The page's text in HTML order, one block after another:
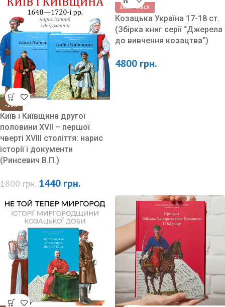
Том 1
1. Глухівська сотня.
2. Кролевецька сотня.
3. Воронізька сотня.
4. Коропська сотня.
5. Новомлинська сотня.
6. Конотопська сотня.
7. Батуринська сотня.
8. с. Остролучччя Баришівської сотні Переяславського
полку (козаки та волохи).
-20%
Київ і Київщина другої
половини ХVII – першої
чверті XVIII століття: нарис
історії і документи
(Ринсевич В.П.)
1800грн. 1440 грн.
ЗАКІНЧИВСЯ
Козацька Україна 17-18 ст.
(Збірка книг серії “Джерела
до вивчення козацтва”)
4800 грн.